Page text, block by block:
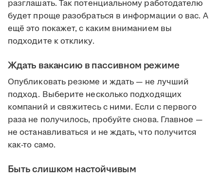
разглашать. Так потенциальному работодателю
будет проще разобраться в информации о вас. А
ещё это покажет, с каким вниманием вы
подходите к отклику.
Ждать вакансию в пассивном режиме
Опубликовать резюме и ждать — не лучший
подход. Выберите несколько подходящих
компаний и свяжитесь с ними. Если с первого
раза не получилось, пробуйте снова. Главное —
не останавливаться и не ждать, что получится
как-то само.
Быть слишком настойчивым